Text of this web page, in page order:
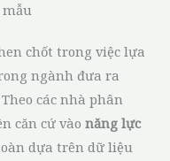
mẫu
chốt trong việc lựa
ngành đưa ra
các nhà phân
căn cứ vàonăng lực
dựa trên dữ liệu